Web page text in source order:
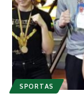
SPORTAS